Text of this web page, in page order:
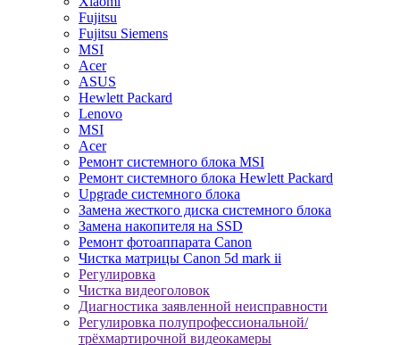
Fujitsu
Fujitsu Siemens
MSI
Acer
ASUS
Hewlett Packard
Lenovo
MSI
Acer
Ремонт системного блока MSI
Ремонт системного блока Hewlett Packard
Upgrade системного блока
Замена жесткого диска системного блока
Замена накопителя на SSD
Ремонт фотоаппарата Canon
Чистка матрицы Canon 5d mark ii
Регулировка
Чистка видеоголовок
Диагностика заявленной неисправности
Регулировка полупрофессиональной/
трёхмартирочной видеокамеры